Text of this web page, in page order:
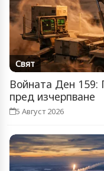
Свят
Войната Ден
пред изчерпване
5 Август 2026